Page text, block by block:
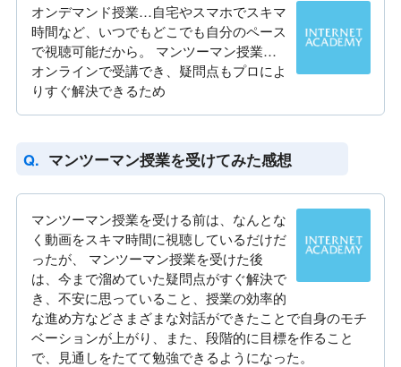
オンデマンド授業…自宅やスマホでスキマ
時間など、いつでもどこでも自分のペース
で視聴可能だから。 マンツーマン授業…
オンラインで受講でき、疑問点もプロによ
りすぐ解決できるため
マンツーマン授業を受けてみた感想
マンツーマン授業を受ける前は、なんとな
く動画をスキマ時間に視聴しているだけだ
ったが、 マンツーマン授業を受けた後
は、今まで溜めていた疑問点がすぐ解決で
き、不安に思っていること、授業の効率的
な進め方などさまざまな対話ができたことで自身のモチ
ベーションが上がり、また、段階的に目標を作ること
で、見通しをたてて勉強できるようになった。